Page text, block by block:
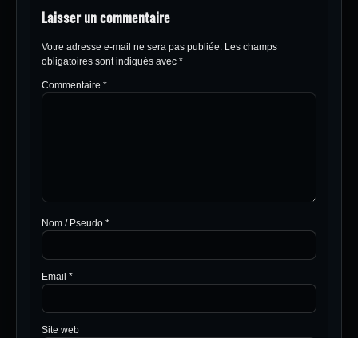
Laisser un commentaire
Votre adresse e-mail ne sera pas publiée. Les champs
obligatoires sont indiqués avec *
Commentaire *
Nom / Pseudo *
Email *
Site web